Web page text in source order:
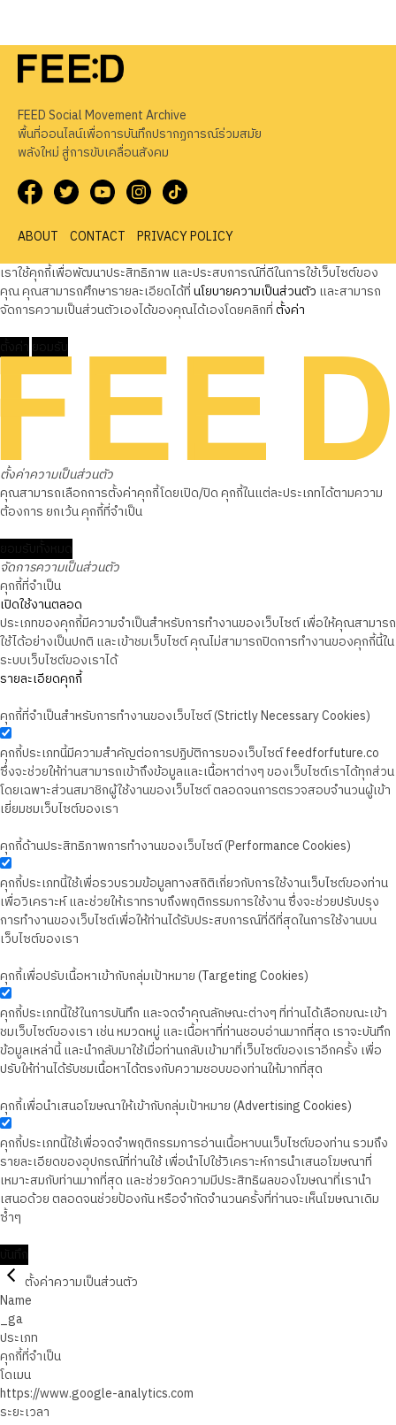
FEED Social Movement Archive
พื้นที่ออนไลน์เพื่อการบันทึกปรากฏการณ์ร่วมสมัย
พลังใหม่ สู่การขับเคลื่อนสังคม
ABOUT CONTACT
PRIVACY POLICY
เราใช้คุกกี้เพื่อพัฒนาประสิทธิภาพ และประสบการณ์ที่ดีในการใช้เว็บไซต์ของ
คุณ คุณสามารถศึกษารายละเอียดได้ที่นโยบายความเป็นส่วนตัว และสามารถ
จัดการความเป็นส่วนตัวเองได้ของคุณได้เองโดยคลิกที่ตั้งค่า
ตั้งค่าความเป็นส่วนตัว
คุณสามารถเลือกการตั้งค่าคุกกี้โดยเปิด/ปิด คุกกี้ในแต่ละประเภทได้ตามความ
ต้องการ ยกเว้น คุกกี้ที่จำเป็น
จัดการความเป็นส่วนตัว
คุกกี้ที่จำเป็น
เปิดใช้งานตลอด
ประเภทของคุกกี้มีความจำเป็นสำหรับการทำงานของเว็บไซต์ เพื่อให้คุณสามารถ
ใช้ได้อย่างเป็นปกติ และเข้าชมเว็บไซต์ คุณไม่สามารถปิดการทำงานของคุกกี้นี้ใน
ระบบเว็บไซต์ของเราได้
รายละเอียดคุกกี้
คุกกี้ที่จำเป็นสำหรับการทำงานของเว็บไซต์ (Strictly Necessary Cookies)
คุกกี้ประเภทนี้มีความสำคัญต่อการปฏิบัติการของเว็บไซต์ feedforfuture.co
ซึ่งจะช่วยให้ท่านสามารถเข้าถึงข้อมูลและเนื้อหาต่างๆ ของเว็บไซต์เราได้ทุกส่วน
โดยเฉพาะส่วนสมาชิกผู้ใช้งานของเว็บไซต์ ตลอดจนการตรวจสอบจำนวนผู้เข้า
เยี่ยมชมเว็บไซต์ของเรา
คุกกี้ด้านประสิทธิภาพการทำงานของเว็บไซต์ (Performance Cookies)
คุกกี้ประเภทนี้ใช้เพื่อรวบรวมข้อมูลทางสถิติเกี่ยวกับการใช้งานเว็บไซต์ของท่าน
เพื่อวิเคราะห์ และช่วยให้เราทราบถึงพฤติกรรมการใช้งาน ซึ่งจะช่วยปรับปรุง
การทำงานของเว็บไซต์เพื่อให้ท่านได้รับประสบการณ์ที่ดีที่สุดในการใช้งานบน
เว็บไซต์ของเรา
คุกกี้เพื่อปรับเนื้อหาเข้ากับกลุ่มเป้าหมาย (Targeting Cookies)
คุกกี้ประเภทนี้ใช้ในการบันทึก และจดจำคุณลักษณะต่างๆ ที่ท่านได้เลือกขณะเข้า
ชมเว็บไซต์ของเรา เช่น หมวดหมู่ และเนื้อหาที่ท่านชอบอ่านมากที่สุด เราจะบันทึก
ข้อมูลเหล่านี้ และนำกลับมาใช้เมื่อท่านกลับเข้ามาที่เว็บไซต์ของเราอีกครั้ง เพื่อ
ปรับให้ท่านได้รับชมเนื้อหาได้ตรงกับความชอบของท่านให้มากที่สุด
คุกกี้เพื่อนำเสนอโฆษณาให้เข้ากับกลุ่มเป้าหมาย (Advertising Cookies)
คุกกี้ประเภทนี้ใช้เพื่อจดจำพฤติกรรมการอ่านเนื้อหาบนเว็บไซต์ของท่าน รวมถึง
รายละเอียดของอุปกรณ์ที่ท่านใช้ เพื่อนำไปใช้วิเคราะห์การนำเสนอโฆษณาที่
เหมาะสมกับท่านมากที่สุด และช่วยวัดความมีประสิทธิผลของโฆษณาที่เรานำ
เสนอด้วย ตลอดจนช่วยป้องกัน หรือจำกัดจำนวนครั้งที่ท่านจะเห็นโฆษณาเดิม
ซ้ำๆ
ตั้งค่าความเป็นส่วนตัว
Name
_ga
ประเภท
คุกกี้ที่จำเป็น
โดเมน
https://www.google-analytics.com
ระยะเวลา